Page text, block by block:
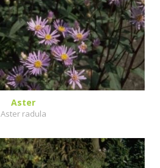
Aster
Aster radula